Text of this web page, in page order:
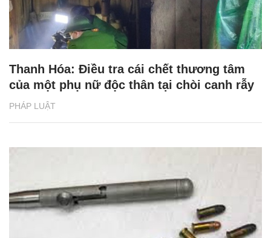
PHÁP LUẬT
Thanh Hóa: Điều tra cái chết thương tâm
của một phụ nữ độc thân tại chòi canh rẫy